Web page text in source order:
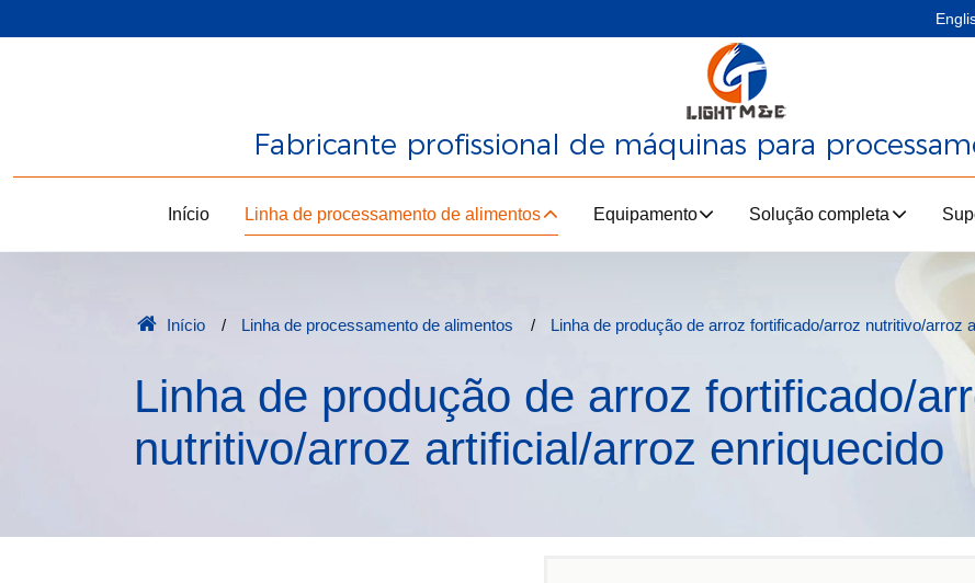
Fabricante profissional de máquinas para
Início Linha de processamento de alimentos Equipamento Solução completa
Início Linha de processamento de alimentos Linha de produção de arroz fortificado/arroz nutritivo/arroz
Linha de produção de arroz fortificado/
nutritivo/arroz artificial/arroz enriquecido